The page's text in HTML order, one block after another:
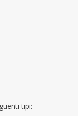
tipi: